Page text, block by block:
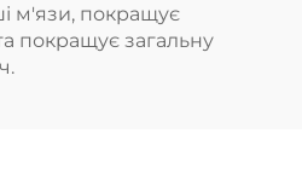
м'язи, покращує
покращує загальну